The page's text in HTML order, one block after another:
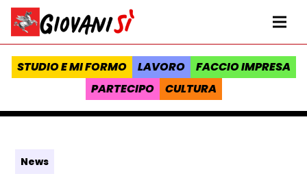
Vai al contenuto
Homepage Giovanisì - Progetto della Regione Toscana
STUDIO E MI FORMO LAVORO
FACCIO IMPRESA
PARTECIPO
CULTURA
News